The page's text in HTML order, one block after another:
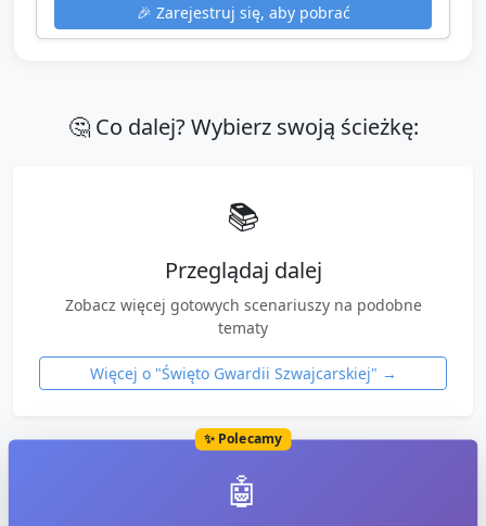
🎉 Zarejestruj się, aby pobrać
🤔 Co dalej? Wybierz swoją ścieżkę:
📚
Przeglądaj dalej
Zobacz więcej gotowych scenariuszy na podobne
tematy
Więcej o "Święto Gwardii Szwajcarskiej" →
✨ Polecamy
🤖